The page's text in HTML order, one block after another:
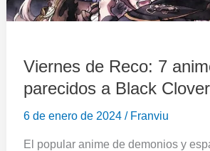
Viernes de Reco: 7
parecidos a Black Clover
6 de enero de 2024 / Franviu
El popular anime de demonios y